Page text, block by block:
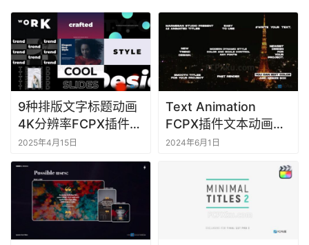
C
X
插
件
库
工
F
软
9种排版文字标题动画
4K分辨率FCPX插件
Typography Titles
1.0
2025年4月15日
Text Animation
FCPX插件文本动画效
果9组预设
2024年6月1日